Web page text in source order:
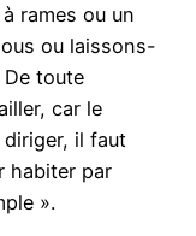
rames ou un
ou laissons-
De toute
car le
il faut
habiter par
».